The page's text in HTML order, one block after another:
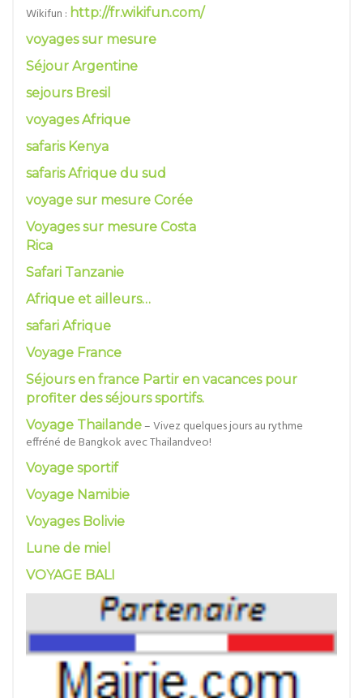
Wikifun : http://fr.wikifun.com/
voyages sur mesure
Séjour Argentine
sejours Bresil
voyages Afrique
safaris Kenya
safaris Afrique du sud
voyage sur mesure Corée
Voyages sur mesure Costa
Rica
Safari Tanzanie
Afrique et ailleurs…
safari Afrique
Voyage France
Séjours en france Partir en vacances pour
profiter des séjours sportifs.
Voyage Thailande– Vivez quelques jours au rythme
effréné de Bangkok avec Thailandveo!
Voyage sportif
Voyage Namibie
Voyages Bolivie
Lune de miel
VOYAGE BALI